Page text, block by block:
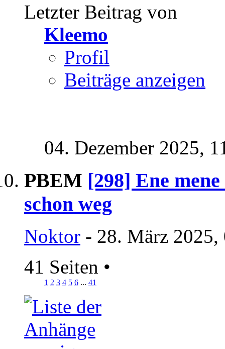
Letzter Beitrag von
Kleemo
Profil
Beiträge anzeigen
04. Dezember 2025,
PBEM [298] Ene
schon weg
Noktor - 28. März
41 Seiten •
1 2 3 4 5 6 ... 41